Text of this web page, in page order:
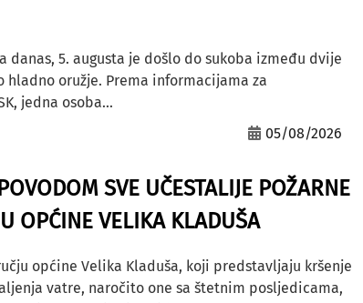
danas, 5. augusta je došlo do sukoba između dvije
oružje. Prema informacijama za
jedna osoba...
05/08/2026
SVE UČESTALIJE POŽARNE
OPĆINE VELIKA KLADUŠA
općine Velika Kladuša, koji predstavljaju kršenje
vatre, naročito one sa štetnim posljedicama,